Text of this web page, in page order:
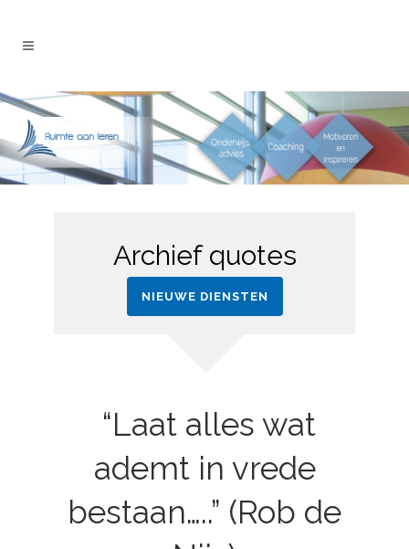
Archief quotes
NIEUWE DIENSTEN
“Laat alles wat
ademt in vrede
bestaan…..” (Rob de